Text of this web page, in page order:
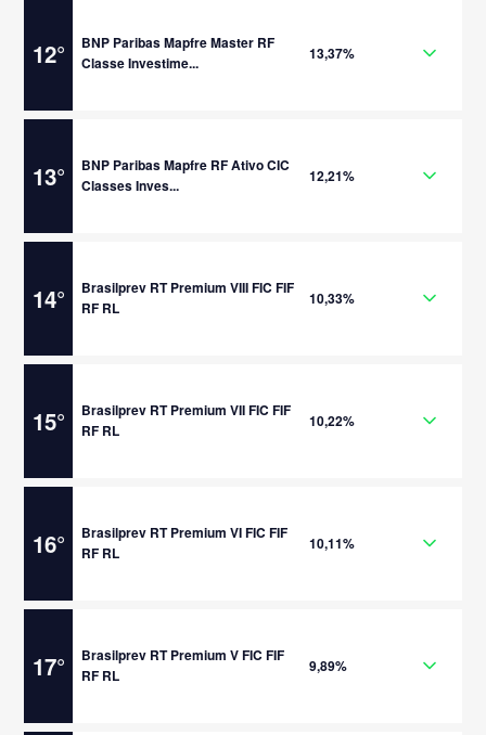
12°
BNP Paribas Mapfre Master RF
Classe Investime...
13,37%
13°
BNP Paribas Mapfre RF Ativo CIC
Classes Inves...
12,21%
14°
Brasilprev RT Premium VIII FIC FIF
RF RL
10,33%
15°
Brasilprev RT Premium VII FIC FIF
RF RL
10,22%
16°
Brasilprev RT Premium VI FIC FIF
RF RL
10,11%
17°
Brasilprev RT Premium V FIC FIF
RF RL
9,89%